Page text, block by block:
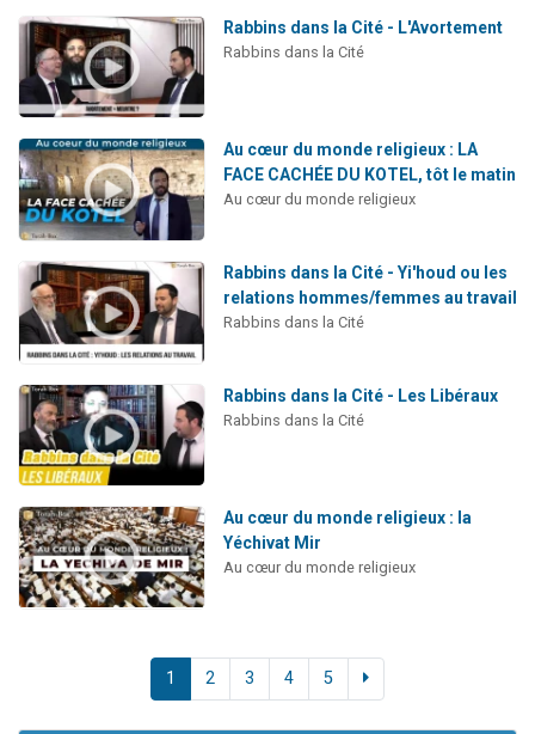
Rabbins dans la Cité - L'Avortement
Rabbins dans la Cité
Au cœur du monde religieux : LA
FACE CACHÉE DU KOTEL, tôt le matin
Au cœur du monde religieux
Rabbins dans la Cité - Yi'houd ou les
relations hommes/femmes au travail
Rabbins dans la Cité
Rabbins dans la Cité - Les Libéraux
Rabbins dans la Cité
Au cœur du monde religieux : la
Yéchivat Mir
Au cœur du monde religieux
1 2 3 4 5